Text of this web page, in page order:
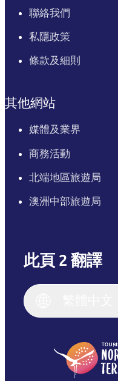
聯絡我們
私隱政策
條款及細則
其他網站
媒體及業界
商務活動
北端地區旅遊局
澳洲中部旅遊局
此頁 2 翻譯
English (US)
English
(Singapore)